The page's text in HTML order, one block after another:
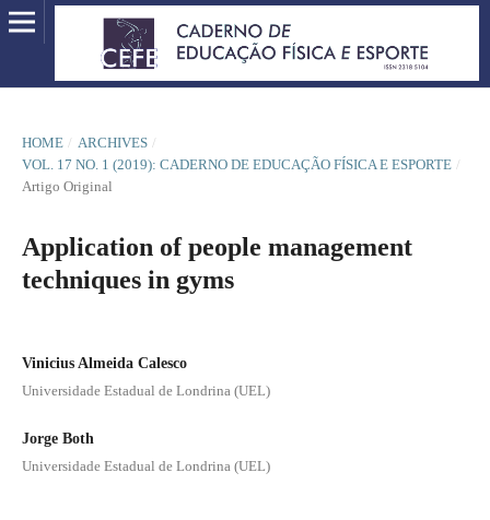
HOME / ARCHIVES /
VOL. 17 NO. 1 (2019): CADERNO DE EDUCAÇÃO FÍSICA E ESPORTE /
Artigo Original
Application of people management
techniques in gyms
Vinicius Almeida Calesco
Universidade Estadual de Londrina (UEL)
Jorge Both
Universidade Estadual de Londrina (UEL)